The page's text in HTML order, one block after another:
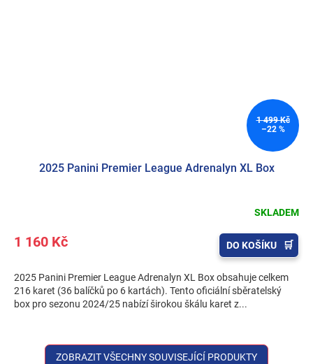
1 499 Kč
–22 %
2025 Panini Premier League Adrenalyn XL Box
SKLADEM
1 160 Kč DO KOŠÍKU
2025 Panini Premier League Adrenalyn XL Box obsahuje celkem
216 karet (36 balíčků po 6 kartách). Tento oficiální sběratelský
box pro sezonu 2024/25 nabízí širokou škálu karet z...
ZOBRAZIT VŠECHNY SOUVISEJÍCÍ PRODUKTY